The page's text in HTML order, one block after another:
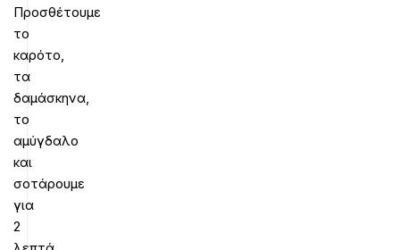
Προσθέτουμε
το
καρότο,
τα
δαμάσκηνα,
το
αμύγδαλο
και
σοτάρουμε
για
2